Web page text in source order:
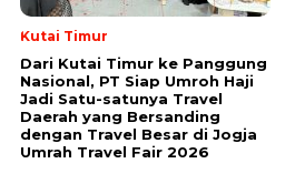
Kutai Timur
Dari Kutai Timur ke Panggung
Nasional, PT Siap Umroh Haji
Jadi Satu-satunya Travel
Daerah yang Bersanding
dengan Travel Besar di Jogja
Umrah Travel Fair 2026